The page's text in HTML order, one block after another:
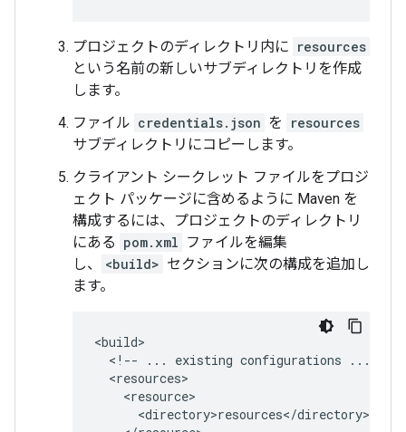
プロジェクトのディレクトリ内に resources
という名前の新しいサブディレクトリを作成
します。
ファイル credentials.json を
resources
サブディレクトリにコピーします。
クライアント シークレット ファイルをプロジ
ェクト パッケージに含めるように Maven を
構成するには、プロジェクトのディレクトリ
にある pom.xml ファイルを編集
し、
<build> セクションに次の構成を追加し
ます。
<!--
... existing configurations ...